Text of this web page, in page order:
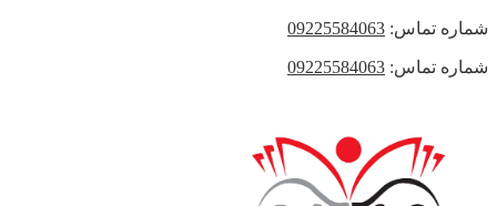
شماره تماس: 09225584063
شماره تماس: 09225584063